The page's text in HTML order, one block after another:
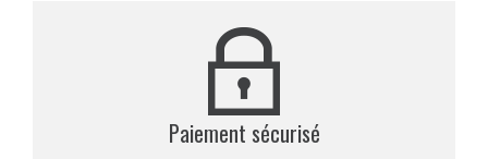
Paiement sécurisé